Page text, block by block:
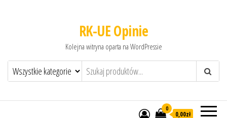
RK-UE Opinie
Kolejna witryna oparta na WordPressie
0
0,00zł